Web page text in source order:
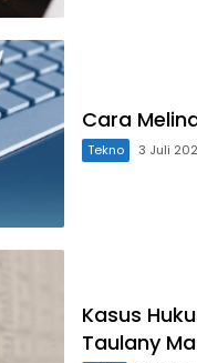
Cara
Tekno 3 Juli
Kasus
Taulany